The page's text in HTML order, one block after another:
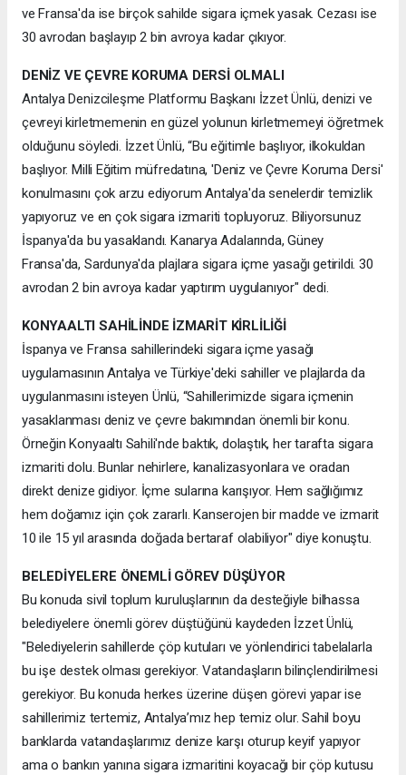
ve Fransa'da ise birçok sahilde sigara içmek yasak. Cezası ise
30 avrodan başlayıp 2 bin avroya kadar çıkıyor.
DENİZ VE ÇEVRE KORUMA DERSİ OLMALI
Antalya Denizcileşme Platformu Başkanı İzzet Ünlü, denizi ve
çevreyi kirletmemenin en güzel yolunun kirletmemeyi öğretmek
olduğunu söyledi. İzzet Ünlü, “Bu eğitimle başlıyor, ilkokuldan
başlıyor. Milli Eğitim müfredatına, 'Deniz ve Çevre Koruma Dersi'
konulmasını çok arzu ediyorum Antalya'da senelerdir temizlik
yapıyoruz ve en çok sigara izmariti topluyoruz. Biliyorsunuz
İspanya'da bu yasaklandı. Kanarya Adalarında, Güney
Fransa'da, Sardunya'da plajlara sigara içme yasağı getirildi. 30
avrodan 2 bin avroya kadar yaptırım uygulanıyor" dedi.
KONYAALTI SAHİLİNDE İZMARİT KİRLİLİĞİ
İspanya ve Fransa sahillerindeki sigara içme yasağı
uygulamasının Antalya ve Türkiye'deki sahiller ve plajlarda da
uygulanmasını isteyen Ünlü, “Sahillerimizde sigara içmenin
yasaklanması deniz ve çevre bakımından önemli bir konu.
Örneğin Konyaaltı Sahili'nde baktık, dolaştık, her tarafta sigara
izmariti dolu. Bunlar nehirlere, kanalizasyonlara ve oradan
direkt denize gidiyor. İçme sularına karışıyor. Hem sağlığımız
hem doğamız için çok zararlı. Kanserojen bir madde ve izmarit
10 ile 15 yıl arasında doğada bertaraf olabiliyor" diye konuştu.
BELEDİYELERE ÖNEMLİ GÖREV DÜŞÜYOR
Bu konuda sivil toplum kuruluşlarının da desteğiyle bilhassa
belediyelere önemli görev düştüğünü kaydeden İzzet Ünlü,
"Belediyelerin sahillerde çöp kutuları ve yönlendirici tabelalarla
bu işe destek olması gerekiyor. Vatandaşların bilinçlendirilmesi
gerekiyor. Bu konuda herkes üzerine düşen görevi yapar ise
sahillerimiz tertemiz, Antalya’mız hep temiz olur. Sahil boyu
banklarda vatandaşlarımız denize karşı oturup keyif yapıyor
ama o bankın yanına sigara izmaritini koyacağı bir çöp kutusu